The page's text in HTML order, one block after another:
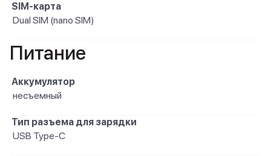
SIM-карта
Dual SIM (nano SIM)
Питание
Аккумулятор
несъемный
Тип разъема для зарядки
USB Type-C